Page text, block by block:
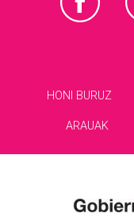
HONI BURUZ
ARAUAK